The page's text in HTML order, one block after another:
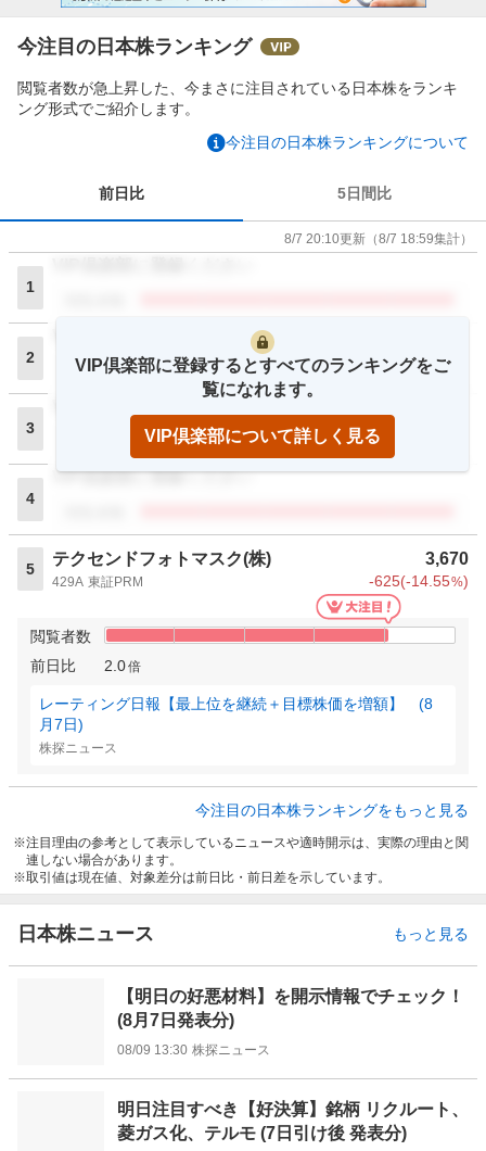
今注目の日本株ランキング
閲覧者数が急上昇した、今まさに注目されている日本株をランキ
ング形式でご紹介します。
今注目の日本株ランキングについて
前日比 5日間比
8/7 20:10更新 （8/7 18:59集計）
1
2
VIP倶楽部に登録ください
閲覧者数
3
4
VIP倶楽部に登録ください
5
テクセンドフォトマスク(株) 3,670
429A 東証PRM -625(-14.55%)
閲覧者数
前日比
2.0倍
レーティング日報【最上位を継続＋目標株価を増額】 (8
月7日)
株探ニュース
VIP倶楽部に登録するとすべてのランキングをご
覧になれます。
VIP倶楽部について詳しく見る
今注目の日本株ランキングをもっと見る
注目理由の参考として表示しているニュースや適時開示は、実際の理由と関
連しない場合があります。
取引値は現在値、対象差分は前日比・前日差を示しています。
日本株ニュース もっと見る
【明日の好悪材料】を開示情報でチェック！
(8月7日発表分)
08/09 13:30 株探ニュース
明日注目すべき【好決算】銘柄 リクルート、
菱ガス化、テルモ (7日引け後 発表分)